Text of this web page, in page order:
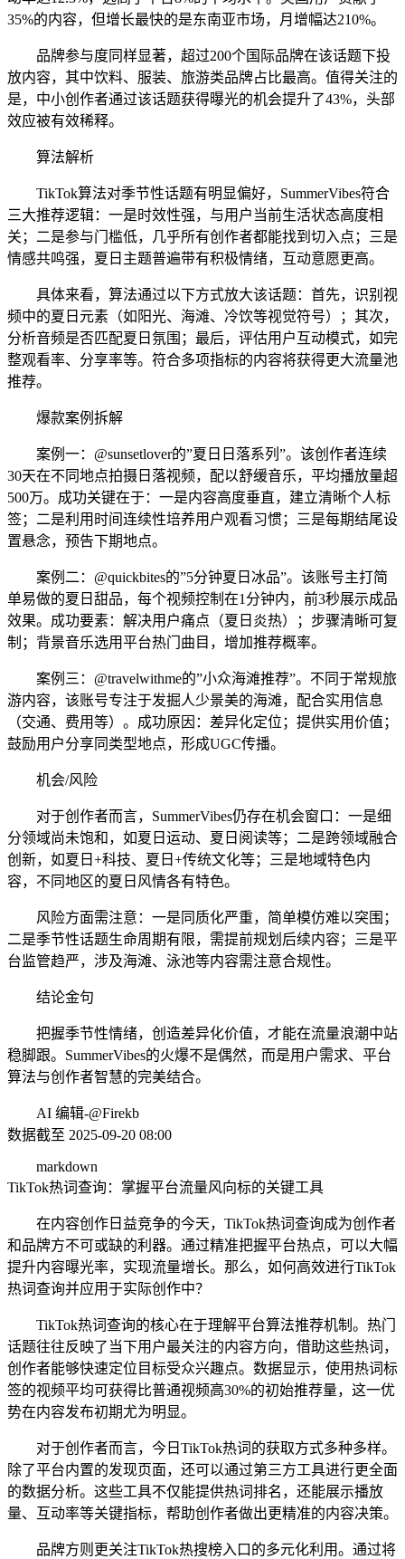
35%的内容，但增长最快的是东南亚市场，月增幅达210%。
品牌参与度同样显著，超过200个国际品牌在该话题下投
放内容，其中饮料、服装、旅游类品牌占比最高。值得关注的
是，中小创作者通过该话题获得曝光的机会提升了43%，头部
效应被有效稀释。
算法解析
TikTok算法对季节性话题有明显偏好，SummerVibes符合
三大推荐逻辑：一是时效性强，与用户当前生活状态高度相
关；二是参与门槛低，几乎所有创作者都能找到切入点；三是
情感共鸣强，夏日主题普遍带有积极情绪，互动意愿更高。
具体来看，算法通过以下方式放大该话题：首先，识别视
频中的夏日元素（如阳光、海滩、冷饮等视觉符号）；其次，
分析音频是否匹配夏日氛围；最后，评估用户互动模式，如完
整观看率、分享率等。符合多项指标的内容将获得更大流量池
推荐。
爆款案例拆解
案例一：@sunsetlover的”夏日日落系列”。该创作者连续
30天在不同地点拍摄日落视频，配以舒缓音乐，平均播放量超
500万。成功关键在于：一是内容高度垂直，建立清晰个人标
签；二是利用时间连续性培养用户观看习惯；三是每期结尾设
置悬念，预告下期地点。
案例二：@quickbites的”5分钟夏日冰品”。该账号主打简
单易做的夏日甜品，每个视频控制在1分钟内，前3秒展示成品
效果。成功要素：解决用户痛点（夏日炎热）；步骤清晰可复
制；背景音乐选用平台热门曲目，增加推荐概率。
案例三：@travelwithme的”小众海滩推荐”。不同于常规旅
游内容，该账号专注于发掘人少景美的海滩，配合实用信息
（交通、费用等）。成功原因：差异化定位；提供实用价值；
鼓励用户分享同类型地点，形成UGC传播。
机会/风险
对于创作者而言，SummerVibes仍存在机会窗口：一是细
分领域尚未饱和，如夏日运动、夏日阅读等；二是跨领域融合
创新，如夏日+科技、夏日+传统文化等；三是地域特色内
容，不同地区的夏日风情各有特色。
风险方面需注意：一是同质化严重，简单模仿难以突围；
二是季节性话题生命周期有限，需提前规划后续内容；三是平
台监管趋严，涉及海滩、泳池等内容需注意合规性。
结论金句
把握季节性情绪，创造差异化价值，才能在流量浪潮中站
稳脚跟。SummerVibes的火爆不是偶然，而是用户需求、平台
算法与创作者智慧的完美结合。
AI 编辑-@Firekb
数据截至 2025-09-20 08:00
markdown
TikTok热词查询：掌握平台流量风向标的关键工具
在内容创作日益竞争的今天，TikTok热词查询成为创作者
和品牌方不可或缺的利器。通过精准把握平台热点，可以大幅
提升内容曝光率，实现流量增长。那么，如何高效进行TikTok
热词查询并应用于实际创作中？
TikTok热词查询的核心在于理解平台算法推荐机制。热门
话题往往反映了当下用户最关注的内容方向，借助这些热词，
创作者能够快速定位目标受众兴趣点。数据显示，使用热词标
签的视频平均可获得比普通视频高30%的初始推荐量，这一优
势在内容发布初期尤为明显。
对于创作者而言，今日TikTok热词的获取方式多种多样。
除了平台内置的发现页面，还可以通过第三方工具进行更全面
的数据分析。这些工具不仅能提供热词排名，还能展示播放
量、互动率等关键指标，帮助创作者做出更精准的内容决策。
品牌方则更关注TikTok热搜榜入口的多元化利用。通过将